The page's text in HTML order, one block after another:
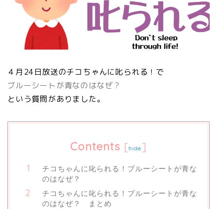
４月24日放送のチコちゃんに叱られる！で
ブルーシートが青なのはなぜ？
という質問がありました。
Contents [hide ]
チコちゃんに叱られる！ブルーシートが青な
のはなぜ？
チコちゃんに叱られる！ブルーシートが青な
のはなぜ？ まとめ